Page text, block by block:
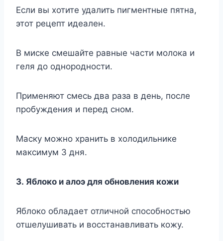
Если вы хотите удалить пигментные пятна,
этот рецепт идеален.
В миске смешайте равные части молока и
геля до однородности.
Применяют смесь два раза в день, после
пробуждения и перед сном.
Маску можно хранить в холодильнике
максимум 3 дня.
3. Яблоко и алоэ для обновления кожи
Яблоко обладает отличной способностью
отшелушивать и восстанавливать кожу.